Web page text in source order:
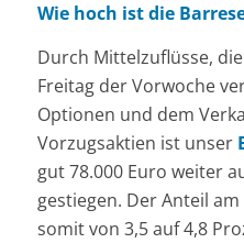
Wie hoch ist die
Durch Mittelzuflüsse,
Freitag der Vorwoche
Optionen und dem
Vorzugsaktien ist unser
gut 78.000 Euro weiter
gestiegen. Der Anteil
somit von 3,5 auf 4,8